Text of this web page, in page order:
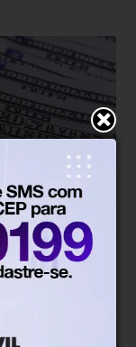
de
história
redução